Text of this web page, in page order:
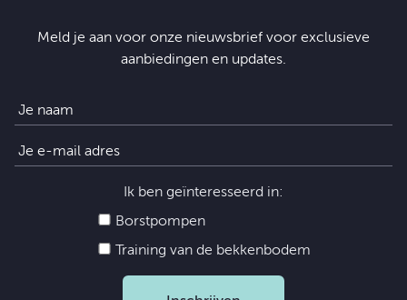
Meld je aan voor onze nieuwsbrief voor exclusieve
aanbiedingen en updates.
Ik ben geïnteresseerd in:
Borstpompen
Training van de bekkenbodem